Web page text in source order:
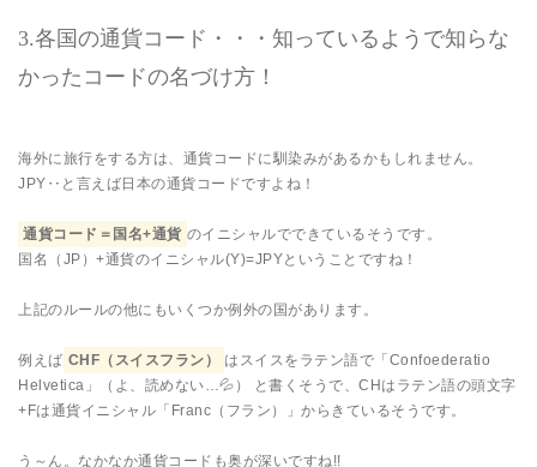
3.各国の通貨コード・・・知っているようで知らな
かったコードの名づけ方！
海外に旅行をする方は、通貨コードに馴染みがあるかもしれません。
JPY‥と言えば日本の通貨コードですよね！
通貨コード＝国名+通貨 のイニシャルでできているそうです。
国名（JP）+通貨のイニシャル(Y)=JPYということですね！
上記のルールの他にもいくつか例外の国があります。
例えば CHF（スイスフラン）
はスイスをラテン語で「Confoederatio
Helvetica」（よ、読めない…💦） と書くそうで、CHはラテン語の頭文字
+Fは通貨イニシャル「Franc（フラン）」からきているそうです。
う～ん。なかなか通貨コードも奥が深いですね!!